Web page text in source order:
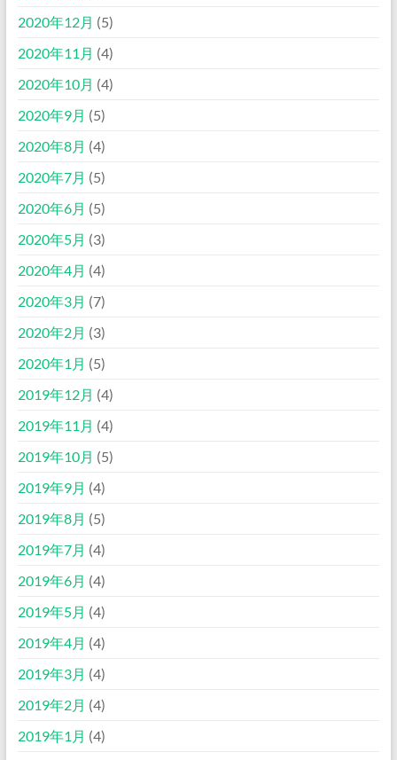
2020年12月 (5)
2020年11月 (4)
2020年10月 (4)
2020年9月 (5)
2020年8月 (4)
2020年7月 (5)
2020年6月 (5)
2020年5月 (3)
2020年4月 (4)
2020年3月 (7)
2020年2月 (3)
2020年1月 (5)
2019年12月 (4)
2019年11月 (4)
2019年10月 (5)
2019年9月 (4)
2019年8月 (5)
2019年7月 (4)
2019年6月 (4)
2019年5月 (4)
2019年4月 (4)
2019年3月 (4)
2019年2月 (4)
2019年1月 (4)